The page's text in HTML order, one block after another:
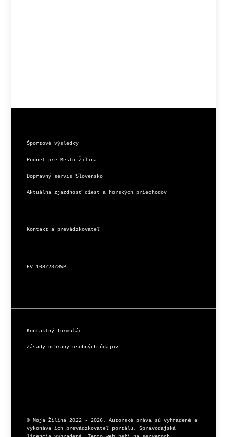
Športové výsledky
Podnet pre Mesto Žilina
Dopravný servis Slovensko
Aktuálna zjazdnosť ciest a horských priechodov
Kontakt a prevádzkovateľ
EV 108/23/SWP
Kontaktný formulár
Zásady ochrany osobných údajov
© Moja Žilina 2022 - 2026. Autorské práva sú vyhradené a
vykonáva ich prevádzkovateľ portálu. Spravodajská